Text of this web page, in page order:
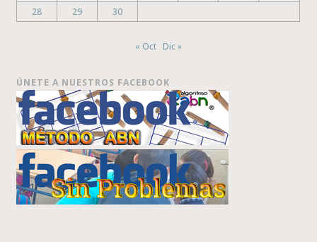
28
29 30
« Oct Dic »
ÚNETE A NUESTROS FACEBOOK